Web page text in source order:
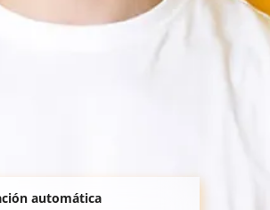
automática